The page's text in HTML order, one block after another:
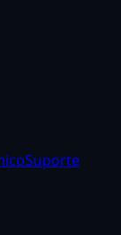
Suporte